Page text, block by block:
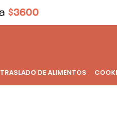
TRASLADO DE ALIMENTOS